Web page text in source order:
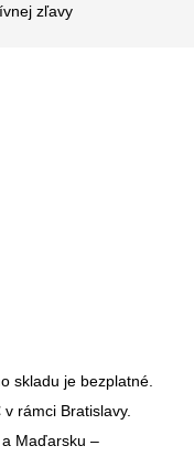
zľavy
skladu je bezplatné.
rámci Bratislavy.
Maďarsku –